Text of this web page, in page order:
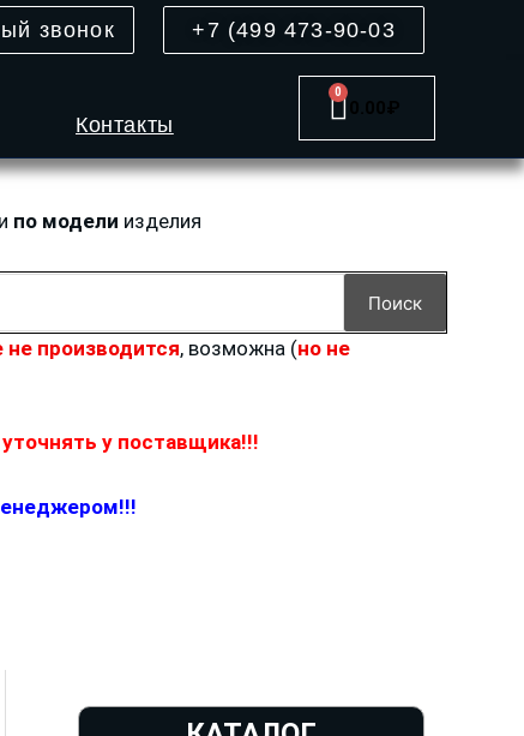
звонок +7 (499 473-90-03
Контакты
0.00₽
0
Cart
по модели изделия
Поиск
производится, возможна (но не
у поставщика!!!